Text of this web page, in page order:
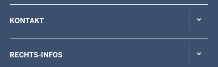
KONTAKT
RECHTS-INFOS